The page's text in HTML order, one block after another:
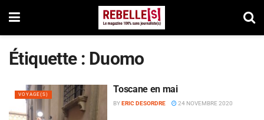
Étiquette : Duomo
VOYAGE(S) Toscane en mai
BYERIC DESORDRE 24 NOVEMBRE 2020